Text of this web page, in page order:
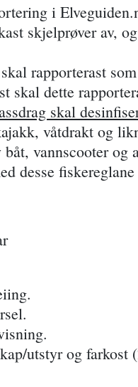
i
skjelprøver av,
rapporterast
skal dette
skal
våtdrakt og
vannscooter og
desse
utstyr og farkost